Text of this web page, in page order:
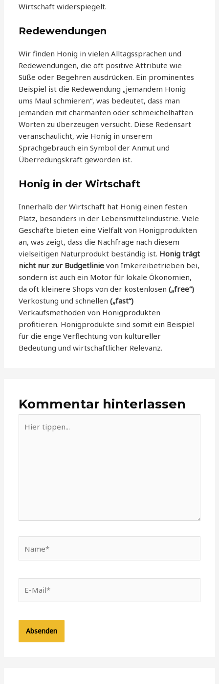
Wirtschaft widerspiegelt.
Redewendungen
Wir finden Honig in vielen Alltagssprachen und
Redewendungen, die oft positive Attribute wie
Süße oder Begehren ausdrücken. Ein prominentes
Beispiel ist die Redewendung „jemandem Honig
ums Maul schmieren“, was bedeutet, dass man
jemanden mit charmanten oder schmeichelhaften
Worten zu überzeugen versucht. Diese Redensart
veranschaulicht, wie Honig in unserem
Sprachgebrauch ein Symbol der Anmut und
Überredungskraft geworden ist.
Honig in der Wirtschaft
Innerhalb der Wirtschaft hat Honig einen festen
Platz, besonders in der Lebensmittelindustrie. Viele
Geschäfte bieten eine Vielfalt von Honigprodukten
an, was zeigt, dass die Nachfrage nach diesem
vielseitigen Naturprodukt beständig ist. Honig trägt
nicht nur zur Budgetlinie von Imkereibetrieben bei,
sondern ist auch ein Motor für lokale Ökonomien,
da oft kleinere Shops von der kostenlosen(„free“)
Verkostung und schnellen(„fast“)
Verkaufsmethoden von Honigprodukten
profitieren. Honigprodukte sind somit ein Beispiel
für die enge Verflechtung von kultureller
Bedeutung und wirtschaftlicher Relevanz.
Kommentar hinterlassen
tippen...
Mail*